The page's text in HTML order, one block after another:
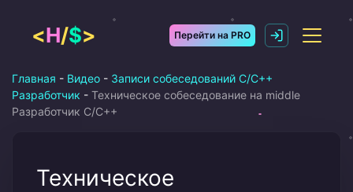
содержимому
<H/$> Перейти на PRO
Главная - Видео - Записи собеседований C/C++
Разработчик - Техническое собеседование на middle
Разработчик С/С++
Техническое